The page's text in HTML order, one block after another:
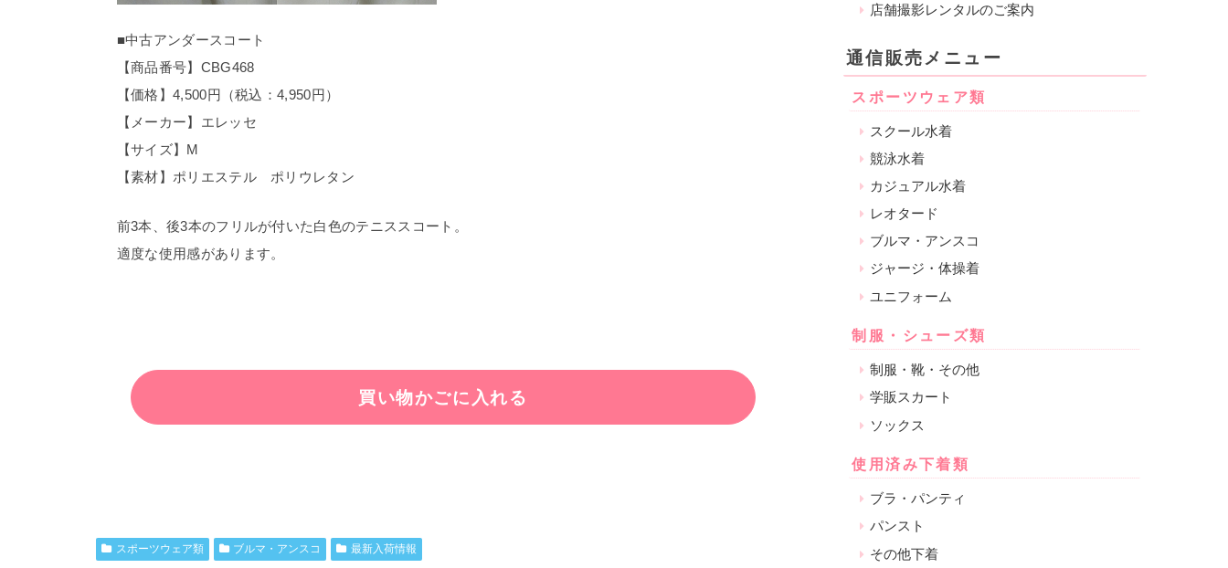
■中古アンダースコート
【商品番号】CBG468
【価格】4,500円（税込：4,950円）
【メーカー】エレッセ
【サイズ】M
【素材】ポリエステル ポリウレタン
前3本、後3本のフリルが付いた白色のテニススコート。
適度な使用感があります。
スポーツウェア類 ブルマ・アンスコ 最新入荷情報
店舗撮影レンタルのご案内
通信販売メニュー
スポーツウェア類
スクール水着
競泳水着
カジュアル水着
レオタード
ブルマ・アンスコ
ジャージ・体操着
ユニフォーム
制服・シューズ類
制服・靴・その他
学販スカート
ソックス
使用済み下着類
ブラ・パンティ
パンスト
その他下着